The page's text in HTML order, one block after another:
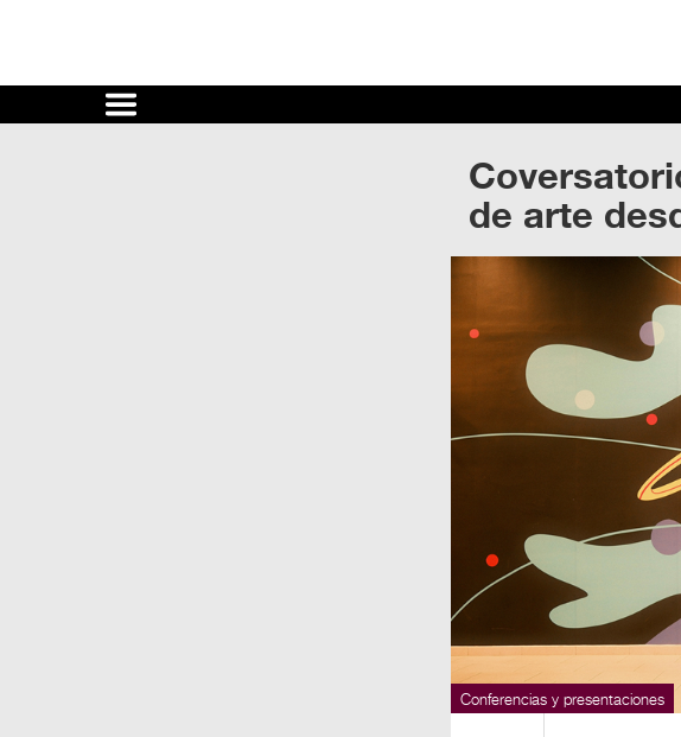
CulturaUNAM
de arte
Conferencias y presentaciones